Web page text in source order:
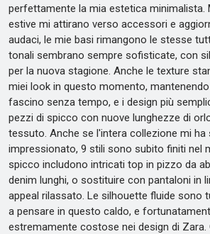
perfettamente la mia estetica minimalista.
estive mi attirano verso accessori e
audaci, le mie basi rimangono le stesse
tonali sembrano sempre sofisticate, con
per la nuova stagione. Anche le texture
miei look in questo momento,
fascino senza tempo, e i design più
pezzi di spicco con nuove lunghezze di
tessuto. Anche se l'intera collezione mi ha
impressionato, 9 stili sono subito finiti nel
spicco includono intricati top in pizzo da
denim lunghi, o sostituire con pantaloni in
appeal rilassato. Le silhouette fluide sono
a pensare in questo caldo, e
estremamente costose nei design di